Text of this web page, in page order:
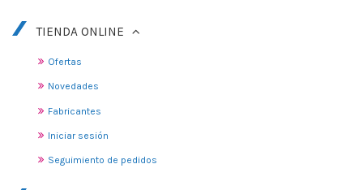
TIENDA ONLINE
Ofertas
Novedades
Fabricantes
Iniciar sesión
Seguimiento de pedidos